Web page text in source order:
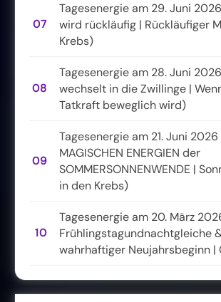
07
Tagesenergie am 29. Juni
wird rückläufig | Rückläufiger
Krebs)
08
Tagesenergie am 28. Juni
wechselt in die Zwillinge |
Tatkraft beweglich wird)
09
Tagesenergie am 21. Juni
MAGISCHEN ENERGIEN der
SOMMERSONNENWENDE |
in den Krebs)
10
Tagesenergie am 20. März
Frühlingstagundnachtgleiche
wahrhaftiger Neujahrsbeginn |